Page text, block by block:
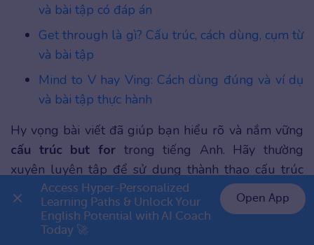
và bài tập có đáp án
Get through là gì? Cấu trúc, cách dùng, cụm từ
và bài tập
Mind to V hay Ving: Cách dùng đúng và ví dụ
và bài tập thực hành
Hy vọng bài viết đã giúp bạn hiểu rõ và nắm vững
cấu trúc but fortrong tiếng Anh. Hãy thường
xuyên luyện tập để sử dụng thành thạo cấu trúc
này nhé! Đừng quên tiếp tục theo dõiELSA Speak
để khám phá thêm nhiều kiến thức bổ ích trong
danh mục Ngữ pháp👉 Premium 1 năm chỉ 799K
Access Hyper-Personalized
Learning Paths & Unlock Your
English Potential with AI Coach
Today 🚀
Open App